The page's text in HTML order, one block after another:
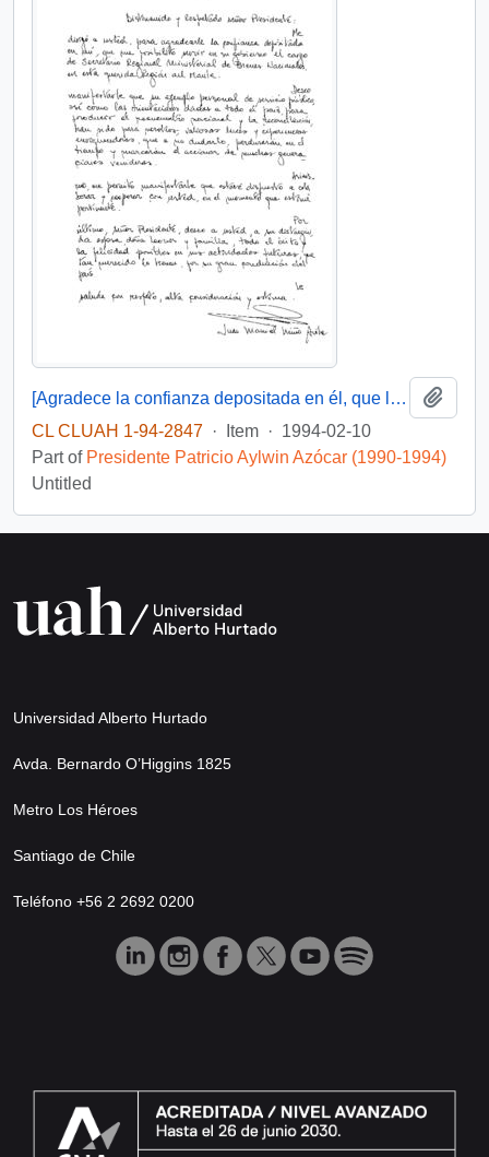
[Agradece la confianza depositada en él, que le posibilito servir en su gobierno]
CL CLUAH 1-94-2847 · Item · 1994-02-10
Part of Presidente Patricio Aylwin Azócar (1990-1994)
Untitled
Universidad Alberto Hurtado
Avda. Bernardo O’Higgins 1825
Metro Los Héroes
Santiago de Chile
Teléfono +56 2 2692 0200